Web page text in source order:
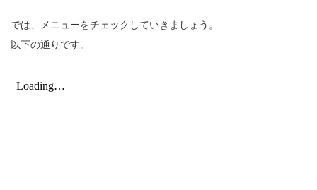
では、メニューをチェックしていきましょう。
以下の通りです。